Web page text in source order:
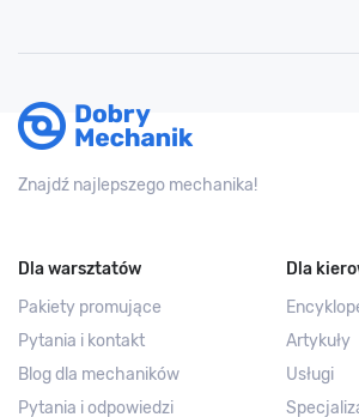
Znajdź najlepszego mechanika!
Dla warsztatów
Pakiety promujące
Pytania i kontakt
Blog dla mechaników
Pytania i odpowiedzi
Dla
Artykuły
Usługi